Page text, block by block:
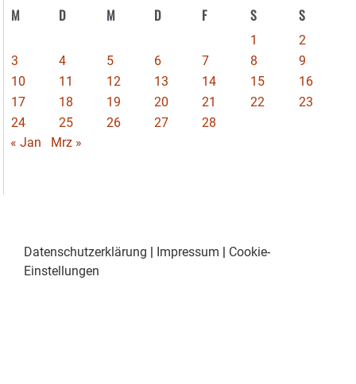
M D M D F S S
1
2
3
4 5 6 7 8
9
10
11 12 13 14 15
16
17
18 19 20 21 22
23
24
25 26 27
28
« Jan
Mrz »
Datenschutzerklärung | Impressum | Cookie-
Einstellungen